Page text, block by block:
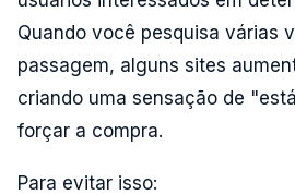
Quando você pesquisa várias
passagem, alguns sites
criando uma sensação de
forçar a compra.
Para evitar isso: